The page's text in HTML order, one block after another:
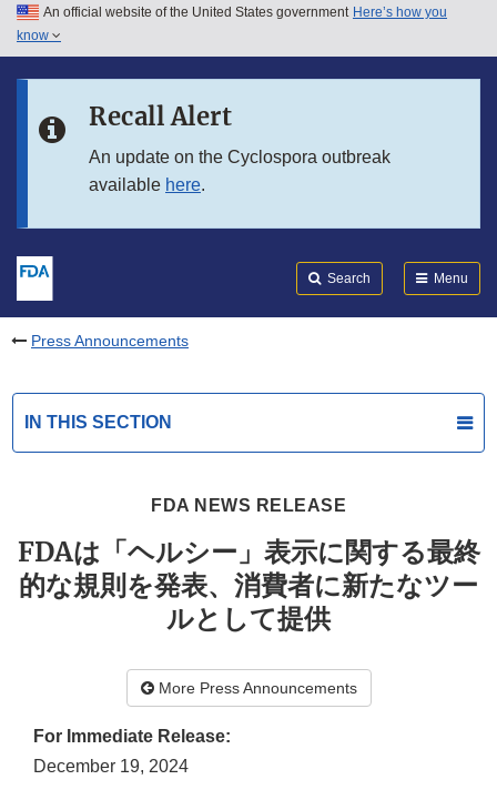
Skip to main content
Skip to in this section menu
An official website of the United States government Here’s how you
know
Recall Alert
An update on the Cyclospora outbreak
available here.
Search Menu
Press Announcements
IN THIS SECTION
FDA NEWS RELEASE
FDAは「ヘルシー」表示に関する最終
的な規則を発表、消費者に新たなツー
ルとして提供
More Press Announcements
For Immediate Release:
December 19, 2024